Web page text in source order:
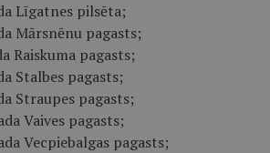
Līgatnes pilsēta;
Mārsnēnu pagasts;
Raiskuma pagasts;
Stalbes pagasts;
Straupes pagasts;
Vaives pagasts;
Vecpiebalgas pagasts;